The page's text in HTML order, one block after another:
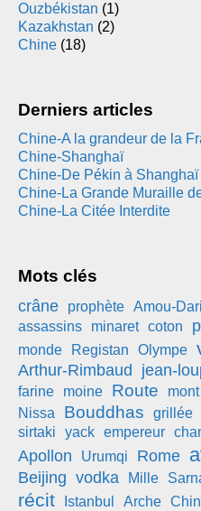
Ouzbékistan (1)
Kazakhstan (2)
Chine (18)
Derniers articles
Chine-A la grandeur de la
Chine-Shanghaï
Chine-De Pékin à Shanghaï
Chine-La Grande Muraille
Chine-La Citée Interdite
Mots clés
crâne prophète Amou-
assassins minaret coton
monde
Registan Olympe
Arthur-Rimbaud jean-
farine moine Route mont
Nissa Bouddhas grillée
sirtaki
yack empereur
Apollon Urumqi Rome
Beijing vodka Mille
récit Istanbul Arche